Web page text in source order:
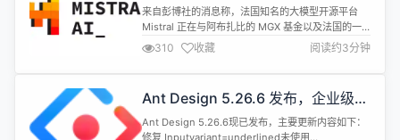
“迁移”问题。不仅面临近百万...
来自彭博社的消息称，法国知名的大模型开源平台
Mistral 正在与阿布扎比的 MGX 基金以及法国的一
些贷款机构进行洽谈，计划筹集一轮高达10亿美元的
融资。这一举措表明 Mistral 正朝着快速扩张的方向
迈进，进一步巩固其在人工智能领域的地位。
和 Google DeepMind 任职...
310 收藏 阅读约3分钟
Ant Design 5.26.6 发布，企业级
UI 设计语言和 React 实现
Ant Design 5.26.6现已发布，主要更新内容如下：
修复 Inputvariant=underlined未使用